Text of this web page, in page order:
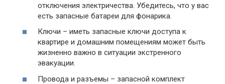
отключения электричества. Убедитесь, что у вас
есть запасные батареи для фонарика.
Ключи – иметь запасные ключи доступа к
квартире и домашним помещениям может быть
жизненно важно в ситуации экстренного
эвакуации.
Провода и разъемы – запасной комплект